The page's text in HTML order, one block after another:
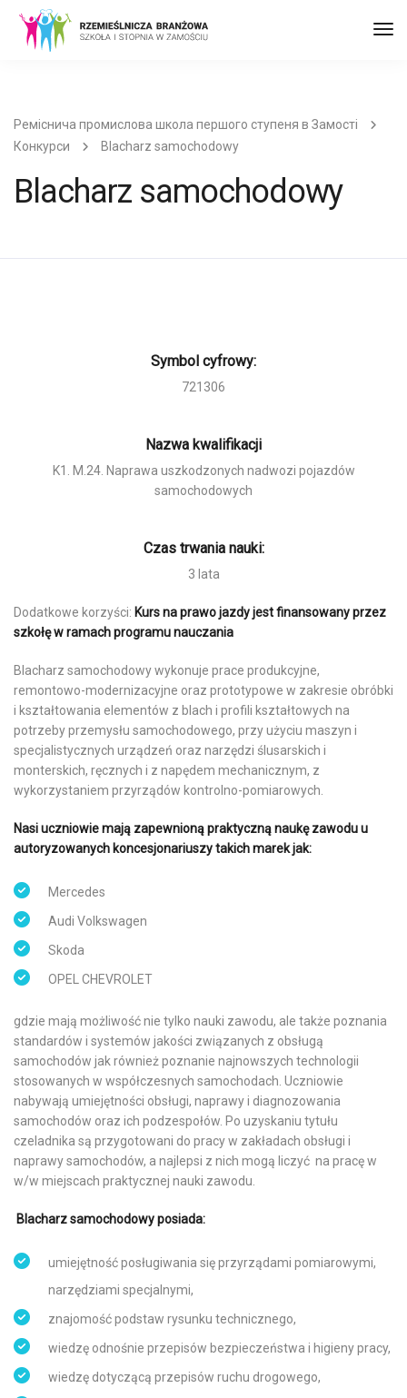
Реміснича промислова школа першого ступеня в Замості
Конкурси
Blacharz samochodowy
Blacharz samochodowy
Symbol cyfrowy:
721306
Nazwa kwalifikacji
K1. M.24. Naprawa uszkodzonych nadwozi pojazdów
samochodowych
Czas trwania nauki:
3 lata
Dodatkowe korzyści: Kurs na prawo jazdy jest finansowany przez
szkołę w ramach programu nauczania
Blacharz samochodowy wykonuje prace produkcyjne,
remontowo-modernizacyjne oraz prototypowe w zakresie obróbki
i kształtowania elementów z blach i profili kształtowych na
potrzeby przemysłu samochodowego, przy użyciu maszyn i
specjalistycznych urządzeń oraz narzędzi ślusarskich i
monterskich, ręcznych i z napędem mechanicznym, z
wykorzystaniem przyrządów kontrolno-pomiarowych.
Nasi uczniowie mają zapewnioną praktyczną naukę zawodu u
autoryzowanych koncesjonariuszy takich marek jak:
Mercedes
Audi Volkswagen
Skoda
OPEL CHEVROLET
gdzie mają możliwość nie tylko nauki zawodu, ale także poznania
standardów i systemów jakości związanych z obsługą
samochodów jak również poznanie najnowszych technologii
stosowanych w współczesnych samochodach. Uczniowie
nabywają umiejętności obsługi, naprawy i diagnozowania
samochodów oraz ich podzespołów. Po uzyskaniu tytułu
czeladnika są przygotowani do pracy w zakładach obsługi i
naprawy samochodów, a najlepsi z nich mogą liczyć na pracę w
w/w miejscach praktycznej nauki zawodu.
Blacharz samochodowy posiada:
umiejętność posługiwania się przyrządami pomiarowymi,
narzędziami specjalnymi,
znajomość podstaw rysunku technicznego,
wiedzę odnośnie przepisów bezpieczeństwa i higieny pracy,
wiedzę dotyczącą przepisów ruchu drogowego,